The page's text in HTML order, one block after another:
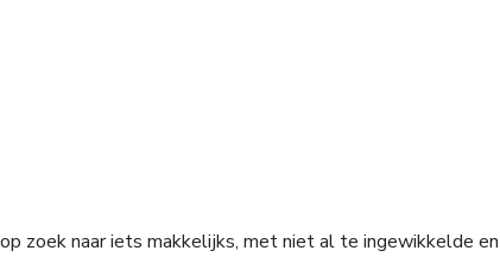
zoek naar iets makkelijks, met niet al te ingewikkelde en